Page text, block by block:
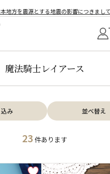
地方を震源とする地震の影響につきまして
魔法騎士レイアース
み 並べ替え
23 件あります